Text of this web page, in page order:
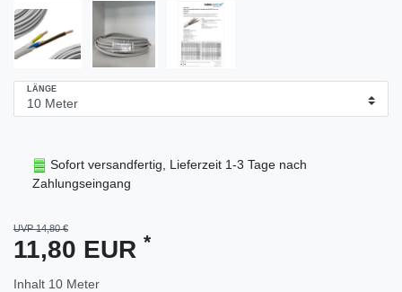
LÄNGE
Sofort versandfertig, Lieferzeit 1-3 Tage nach
Zahlungseingang
UVP 14,80 €
11,80 EUR *
Inhalt 10 Meter